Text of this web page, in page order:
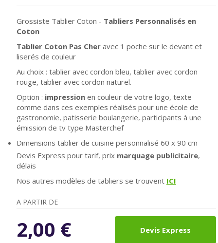
Grossiste Tablier Coton - Tabliers Personnalisés en
Coton
Tablier Coton Pas Cher avec 1 poche sur le devant et
liserés de couleur
Au choix : tablier avec cordon bleu, tablier avec cordon
rouge, tablier avec cordon naturel.
Option : impression en couleur de votre logo, texte
comme dans ces exemples réalisés pour une école de
gastronomie, patisserie boulangerie, participants à une
émission de tv type Masterchef
Dimensions tablier de cuisine personnalisé 60 x 90 cm
Devis Express pour tarif, prix marquage publicitaire,
délais
Nos autres modèles de tabliers se trouvent ICI
A PARTIR DE
2,00 € Devis Express